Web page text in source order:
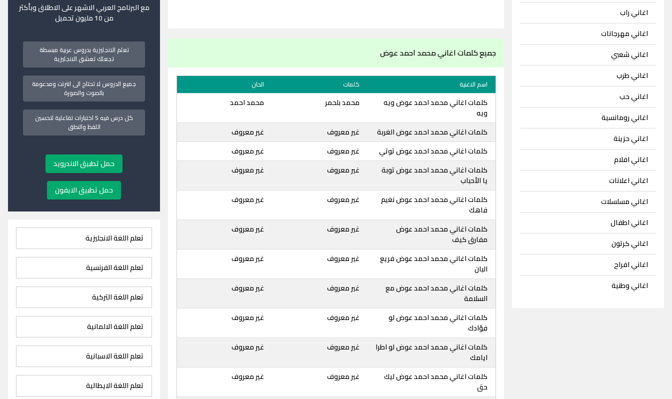
اغاني راب
اغاني مهرجانات
اغاني شعبي
اغاني طرب
اغاني حب
اغاني رومانسية
اغاني حزينة
اغاني افلام
اغاني اعلانات
اغاني مسلسلات
اغاني اطفال
اغاني كرتون
اغاني افراح
اغاني وطنية
جميع كلمات اغاني محمد احمد عوض
اسم الاغنية كلمات الحان
كلمات اغاني محمد احمد عوض ويه
ويه
محمد بلحمر محمد احمد
كلمات اغاني محمد احمد عوض الغربة غير معروف
غير معروف
كلمات اغاني محمد احمد عوض توتي
غير معروف
غير معروف
كلمات اغاني محمد احمد عوض توبة
يا الأحباب
غير معروف غير معروف
كلمات اغاني محمد احمد عوض نغيم
فاهك
غير معروف غير معروف
كلمات اغاني محمد احمد عوض
مفارق كيف
غير معروف غير معروف
كلمات اغاني محمد احمد عوض فريع
البان
غير معروف غير معروف
كلمات اغاني محمد احمد عوض مع
السلامة
غير معروف غير معروف
كلمات اغاني محمد احمد عوض لو
فؤادك
غير معروف غير معروف
كلمات اغاني محمد احمد عوض لو اطرا
ايامك
غير معروف غير معروف
كلمات اغاني محمد احمد عوض ليك
حق
غير معروف غير معروف
مع البرنامج العربي الاشهر على الاطلاق وبأكثر
من 10 مليون تحميل
تعلم الانجليزية بدروس عربية مبسطة
تجعلك تعشق الانجليزية
جميع الدروس لا تحتاج الى انترنت ومدعومة
بالصوت والصورة
كل درس فيه 5 اختبارات تفاعلية لتحسين
اللفظ والنطق
حمل تطبيق الاندرويد
حمل تطبيق الايفون
تعلم اللغة الانجليزية
تعلم اللغة الفرنسية
تعلم اللغة التركية
تعلم اللغة الالمانية
تعلم اللغة الاسبانية
تعلم اللغة الايطالية